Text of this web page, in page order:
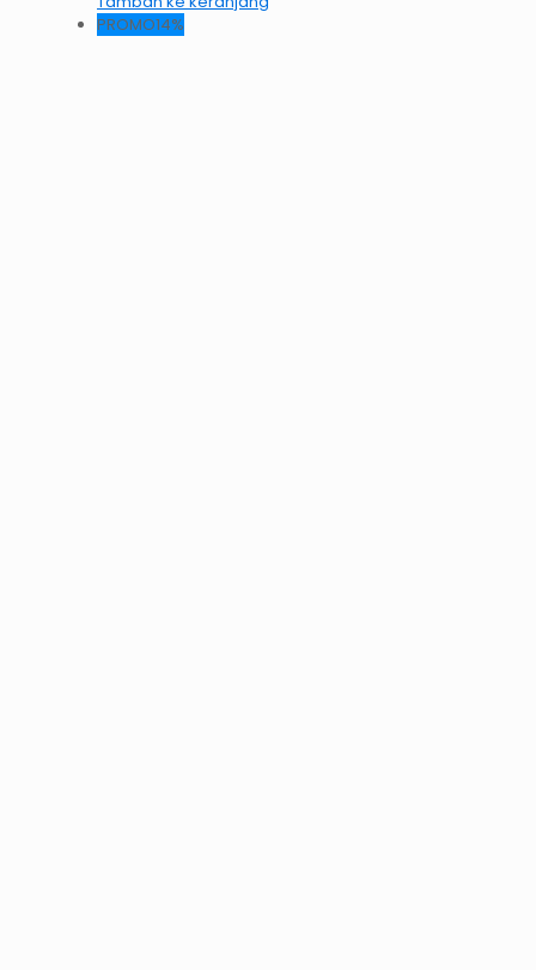
PROMO14%